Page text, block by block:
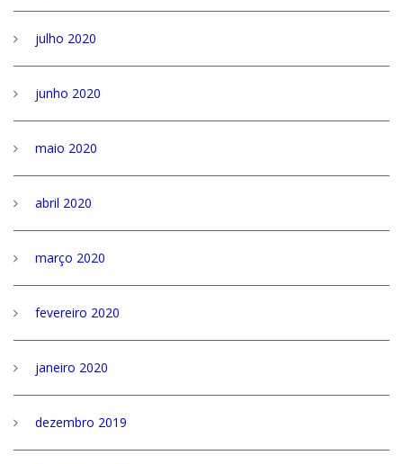
julho 2020
junho 2020
maio 2020
abril 2020
março 2020
fevereiro 2020
janeiro 2020
dezembro 2019